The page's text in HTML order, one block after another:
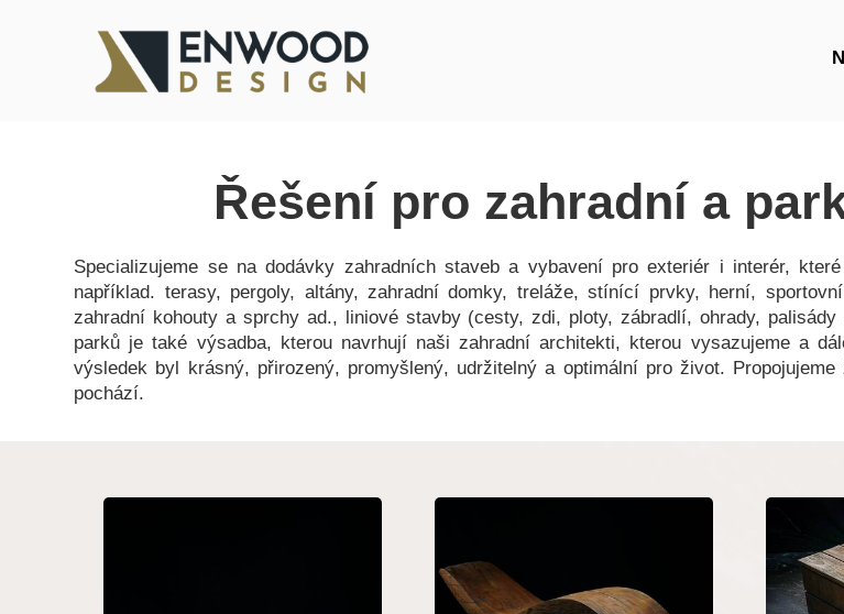
Řešení pro zahradní a
Specializujeme se na dodávky zahradních staveb a vybavení pro exteriér i interér,
například. terasy, pergoly, altány, zahradní domky, treláže, stínící prvky, herní,
zahradní kohouty a sprchy ad., liniové stavby (cesty, zdi, ploty, zábradlí, ohrady,
parků je také výsadba, kterou navrhují naši zahradní architekti, kterou vysazujeme a
výsledek byl krásný, přirozený, promyšlený, udržitelný a optimální pro život.
pochází.